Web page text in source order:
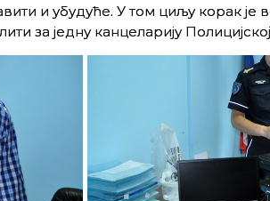
и убудуће. У том циљу корак
за једну канцеларију